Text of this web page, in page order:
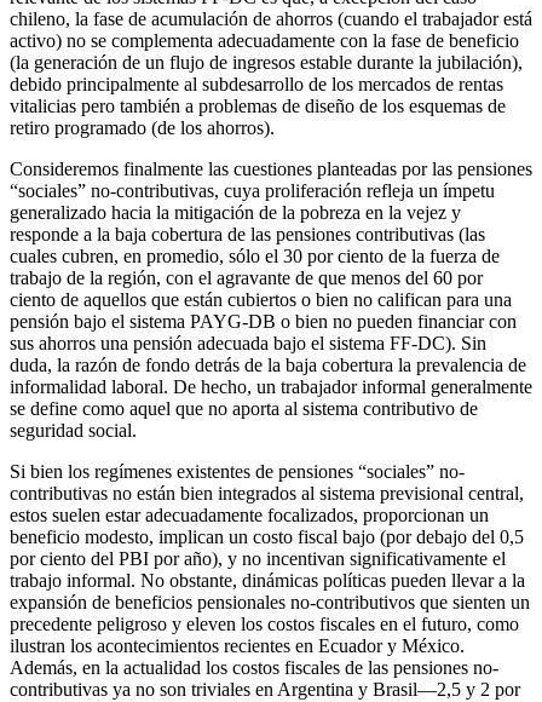
chileno, la fase de acumulación de ahorros (cuando el trabajador está
activo) no se complementa adecuadamente con la fase de beneficio
(la generación de un flujo de ingresos estable durante la jubilación),
debido principalmente al subdesarrollo de los mercados de rentas
vitalicias pero también a problemas de diseño de los esquemas de
retiro programado (de los ahorros).
Consideremos finalmente las cuestiones planteadas por las pensiones
“sociales” no-contributivas, cuya proliferación refleja un ímpetu
generalizado hacia la mitigación de la pobreza en la vejez y
responde a la baja cobertura de las pensiones contributivas (las
cuales cubren, en promedio, sólo el 30 por ciento de la fuerza de
trabajo de la región, con el agravante de que menos del 60 por
ciento de aquellos que están cubiertos o bien no califican para una
pensión bajo el sistema PAYG-DB o bien no pueden financiar con
sus ahorros una pensión adecuada bajo el sistema FF-DC). Sin
duda, la razón de fondo detrás de la baja cobertura la prevalencia de
informalidad laboral. De hecho, un trabajador informal generalmente
se define como aquel que no aporta al sistema contributivo de
seguridad social.
Si bien los regímenes existentes de pensiones “sociales” no-
contributivas no están bien integrados al sistema previsional central,
estos suelen estar adecuadamente focalizados, proporcionan un
beneficio modesto, implican un costo fiscal bajo (por debajo del 0,5
por ciento del PBI por año), y no incentivan significativamente el
trabajo informal. No obstante, dinámicas políticas pueden llevar a la
expansión de beneficios pensionales no-contributivos que sienten un
precedente peligroso y eleven los costos fiscales en el futuro, como
ilustran los acontecimientos recientes en Ecuador y México.
Además, en la actualidad los costos fiscales de las pensiones no-
contributivas ya no son triviales en Argentina y Brasil—2,5 y 2 por